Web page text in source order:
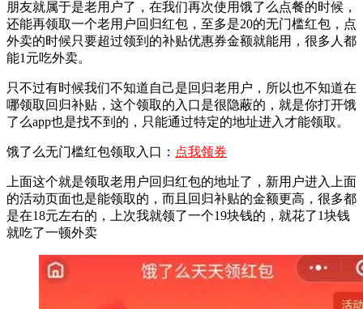
朋友就属于是老用户了，在我们再次使用饿了么点餐的时候，
还能再领取一个老用户回归红包，至多是20的无门槛红包，点
外卖的时候只要超过领到的补贴优惠券金额就能用，很多人都
能1元吃外卖。
只不过有时候我们不知道自己是回归老用户，所以也不知道在
哪领取回归补贴，这个领取的入口是很隐蔽的，就是你打开饿
了么app也是找不到的，只能通过特定的地址进入才能领取。
饿了么无门槛红包领取入口： 点我领券
上面这个就是领取老用户回归红包的地址了，新用户进入上面
的活动页面也是能领取的，而且回归补贴的金额更高，很多都
是在18元左右的，上次我就领了一个19块钱的，就花了1块钱
就吃了一顿外卖